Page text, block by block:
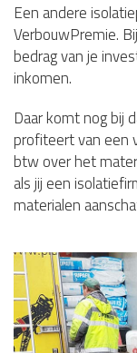
Een andere
VerbouwPremie.
bedrag van je
inkomen.
Daar komt nog bij
profiteert van een
btw over het
als jij een
materialen